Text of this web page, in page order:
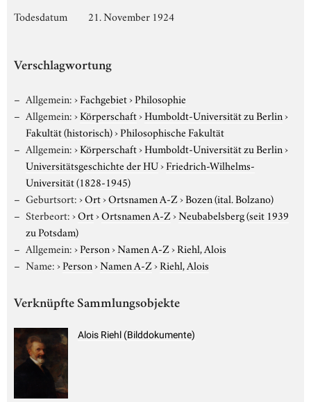
Todesdatum
21. November 1924
Verschlagwortung
Allgemein:›Fachgebiet›Philosophie
Allgemein:›Körperschaft›Humboldt-Universität zu Berlin›
Fakultät (historisch)›Philosophische Fakultät
Allgemein:›Körperschaft›Humboldt-Universität zu Berlin›
Universitätsgeschichte der HU›Friedrich-Wilhelms-
Universität (1828-1945)
Geburtsort:›Ort›Ortsnamen A-Z›Bozen (ital. Bolzano)
Sterbeort:›Ort›Ortsnamen A-Z›Neubabelsberg (seit 1939
zu Potsdam)
Allgemein:›Person›Namen A-Z›Riehl, Alois
Name:›Person›Namen A-Z›Riehl, Alois
Verknüpfte Sammlungsobjekte
Alois Riehl (Bilddokumente)